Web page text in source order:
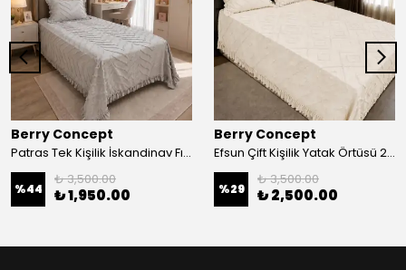
Berry Concept
Patras Tek Kişilik İskandinav Fırfırlı Yatak Örtüsü
%44
₺ 3,500.00
₺ 1,950.00
Berry Concept
Efsun Çift Kişilik Yatak Örtüsü 240/250 Cm
%29
₺ 3,500.00
₺ 2,500.00